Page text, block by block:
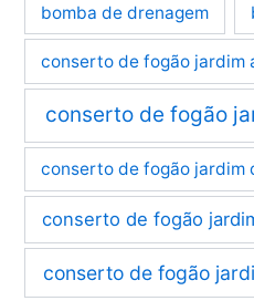
bomba de drenagem
conserto de fogão jardim
conserto de fogão
conserto de fogão jardim
conserto de fogão
conserto de fogão